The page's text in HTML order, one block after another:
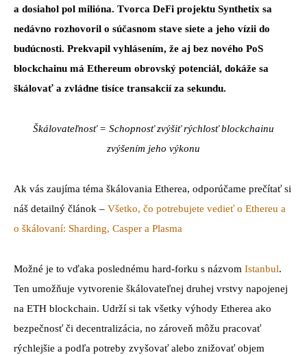
a dosiahol pol milióna. Tvorca DeFi projektu Synthetix sa
nedávno rozhovoril o súčasnom stave siete a jeho vízii do
budúcnosti. Prekvapil vyhlásením, že aj bez nového PoS
blockchainu má Ethereum obrovský potenciál, dokáže sa
škálovať a zvládne tisíce transakcií za sekundu.
Škálovateľnosť = Schopnosť zvýšiť rýchlosť blockchainu
zvýšením jeho výkonu
Ak vás zaujíma téma škálovania Etherea, odporúčame prečítať si
náš detailný článok – Všetko, čo potrebujete vedieť o Ethereu a
o škálovaní: Sharding, Casper a Plasma
Možné je to vďaka poslednému hard-forku s názvom Istanbul.
Ten umožňuje vytvorenie škálovateľnej druhej vrstvy napojenej
na ETH blockchain. Udrží si tak všetky výhody Etherea ako
bezpečnosť či decentralizácia, no zároveň môžu pracovať
rýchlejšie a podľa potreby zvyšovať alebo znižovať objem